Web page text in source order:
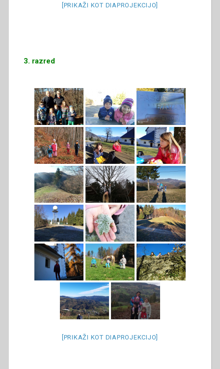
[PRIKAŽI KOT DIAPROJEKCIJO]
3. razred
[PRIKAŽI KOT DIAPROJEKCIJO]